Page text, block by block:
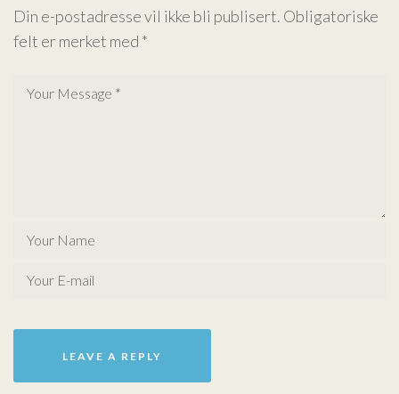
Din e-postadresse vil ikke bli publisert. Obligatoriske
felt er merket med *